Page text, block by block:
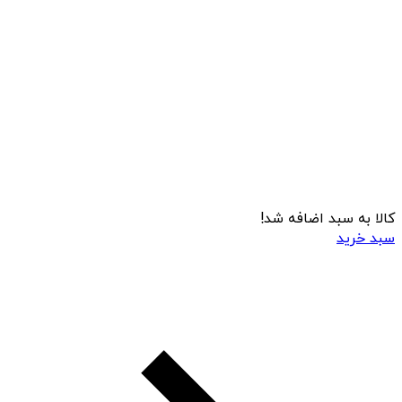
کالا به سبد اضافه شد!
سبد خرید